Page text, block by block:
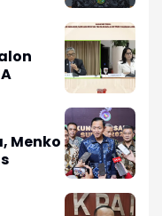
Menko